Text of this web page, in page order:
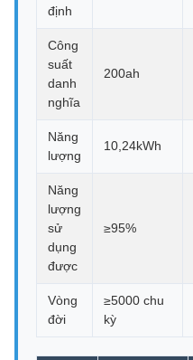
định
Công
suất
danh
nghĩa
200ah
Năng
lượng
10,24kWh
Năng
lượng
sử
dụng
được
≥95%
Vòng
đời
≥5000 chu
kỳ